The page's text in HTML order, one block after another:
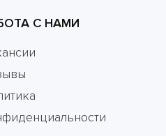
С НАМИ